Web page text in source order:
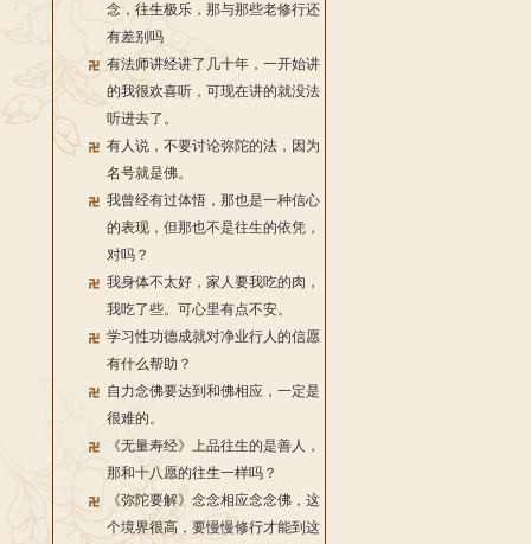
念，往生极乐，那与那些老修行还
有差别吗
有法师讲经讲了几十年，一开始讲
的我很欢喜听，可现在讲的就没法
听进去了。
有人说，不要讨论弥陀的法，因为
名号就是佛。
我曾经有过体悟，那也是一种信心
的表现，但那也不是往生的依凭，
对吗？
我身体不太好，家人要我吃的肉，
我吃了些。可心里有点不安。
学习性功德成就对净业行人的信愿
有什么帮助？
自力念佛要达到和佛相应，一定是
很难的。
《无量寿经》上品往生的是善人，
那和十八愿的往生一样吗？
《弥陀要解》念念相应念念佛，这
个境界很高，要慢慢修行才能到这